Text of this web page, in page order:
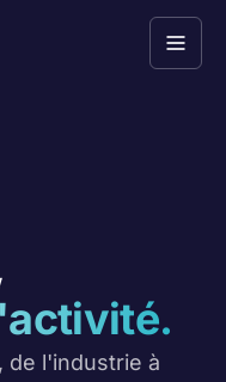
de l'industrie à